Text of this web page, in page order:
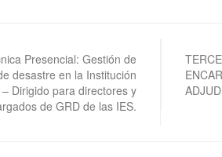
Presencial: Gestión de
desastre en la Institución
Dirigido para directores y
de GRD de las IES.